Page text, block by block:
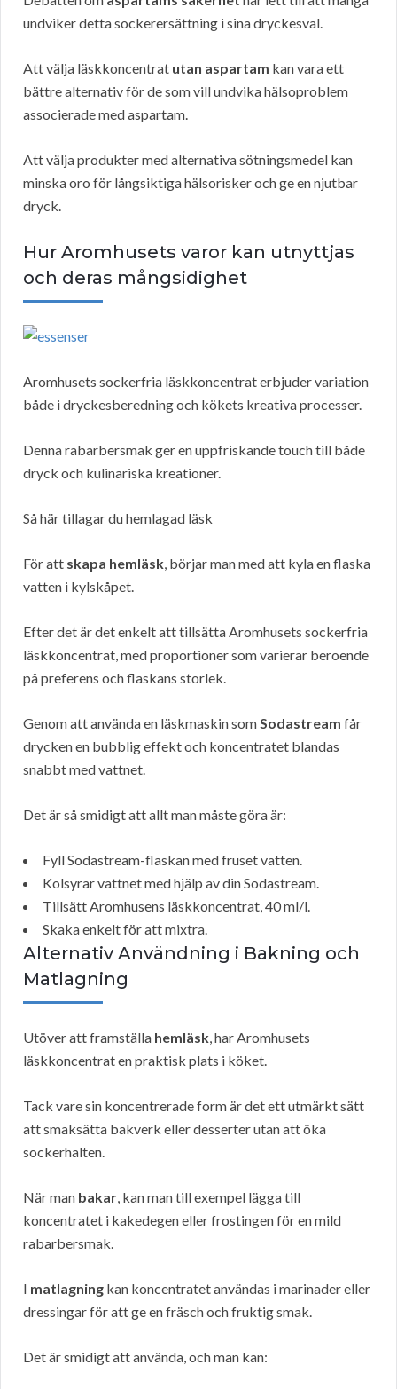
undviker detta sockerersättning i sina dryckesval.
Att välja läskkoncentrat utan aspartam kan vara ett
bättre alternativ för de som vill undvika hälsoproblem
associerade med aspartam.
Att välja produkter med alternativa sötningsmedel kan
minska oro för långsiktiga hälsorisker och ge en njutbar
dryck.
Hur Aromhusets varor kan utnyttjas
och deras mångsidighet
Aromhusets sockerfria läskkoncentrat erbjuder variation
både i dryckesberedning och kökets kreativa processer.
Denna rabarbersmak ger en uppfriskande touch till både
dryck och kulinariska kreationer.
Så här tillagar du hemlagad läsk
För att skapa hemläsk, börjar man med att kyla en flaska
vatten i kylskåpet.
Efter det är det enkelt att tillsätta Aromhusets sockerfria
läskkoncentrat, med proportioner som varierar beroende
på preferens och flaskans storlek.
Genom att använda en läskmaskin somSodastream får
drycken en bubblig effekt och koncentratet blandas
snabbt med vattnet.
Det är så smidigt att allt man måste göra är:
Fyll Sodastream-flaskan med fruset vatten.
Kolsyrar vattnet med hjälp av din Sodastream.
Tillsätt Aromhusens läskkoncentrat, 40 ml/l.
Skaka enkelt för att mixtra.
Alternativ Användning i Bakning och
Matlagning
Utöver att framställa hemläsk, har Aromhusets
läskkoncentrat en praktisk plats i köket.
Tack vare sin koncentrerade form är det ett utmärkt sätt
att smaksätta bakverk eller desserter utan att öka
sockerhalten.
När man bakar, kan man till exempel lägga till
koncentratet i kakedegen eller frostingen för en mild
rabarbersmak.
I matlagning kan koncentratet användas i marinader eller
dressingar för att ge en fräsch och fruktig smak.
Det är smidigt att använda, och man kan: